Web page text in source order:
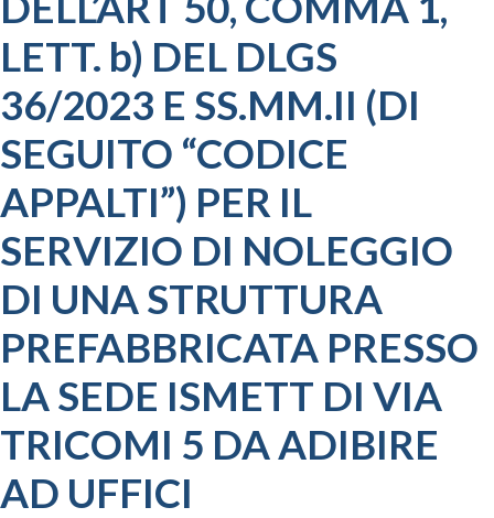
LETT. b) DEL DLGS
36/2023 E SS.MM.II (DI
SEGUITO “CODICE
APPALTI”) PER IL
SERVIZIO DI NOLEGGIO
DI UNA STRUTTURA
PREFABBRICATA PRESSO
LA SEDE ISMETT DI VIA
TRICOMI 5 DA ADIBIRE
AD UFFICI